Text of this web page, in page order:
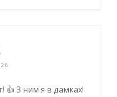
👍 З ним я в дамках!